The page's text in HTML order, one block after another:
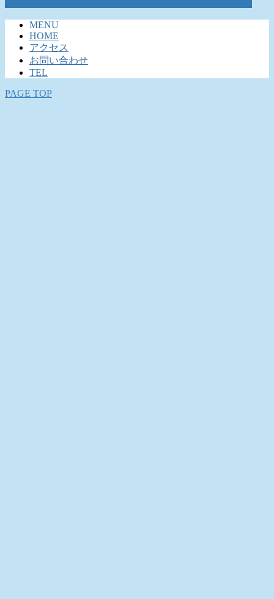
MENU
HOME
アクセス
お問い合わせ
TEL
PAGE TOP